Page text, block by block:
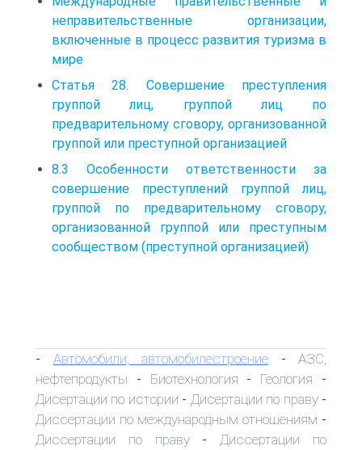
неправительственные организации,
включенные в процесс развития туризма в
мире
Статья 28. Совершение преступления
группой лиц, группой лиц по
предварительному сговору, организованной
группой или преступной организацией
8.3 Особенности ответственности за
совершение преступлений группой лиц,
группой по предварительному сговору,
организованной группой или преступным
сообществом (преступной организацией)
- Автомобили, автомобилестроение - АЗС,
нефтепродукты - Биотехнология - Геология -
Дисертации по истории - Дисертации по праву-
Диссертации по международным отношениям -
Диссертации по праву- Диссертации по